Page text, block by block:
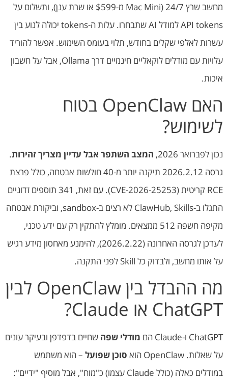
מחשב שרץ 24/7 (Mac Mini מ-$599 או שרת ענן), ותשלום על
API tokens למודל AI שתבחרו. עלות ה-tokens יכולה לנוע בין
עשרות לאלפי שקלים בחודש, תלוי בעומס השימוש. אפשר להוריד
עלויות עם מודלים לוקאליים חינמיים דרך Ollama, אבל על חשבון
איכות.
האם OpenClaw בטוח
לשימוש?
נכון לפברואר 2026, המצב השתפר אבל עדיין מצריך זהירות.
גרסה 2026.2.12 תיקנה יותר מ-40 חולשות אבטחה, כולל פרצת
RCE קריטית (CVE-2026-25253). עם זאת, 341 תוספים זדוניים
התגלו ב-ClawHub, Skills לא רצים ב-sandbox, וביקורת אבטחה
מקיפה חשפה 512 ממצאים. מומלץ להתקין רק עם ידע טכני,
לעדכן לגרסה האחרונה (2026.2.22), להימנע מאחסון מידע רגיש
על אותו מחשב, ולבדוק כל Skill לפני התקנה.
מה ההבדל בין OpenClaw לבין
ChatGPT או Claude?
ChatGPT ו-Claude הם מודלי שפה שחיים בדפדפן ובעיקר עונים
על שאלות. OpenClaw הוא
סוכן שפועל – הוא משתמש
במודלים כאלה (כולל Claude עצמו) כ"מוח", אבל מוסיף "ידיים":